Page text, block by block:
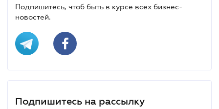
Подпишитесь, чтоб быть в курсе всех бизнес-
новостей.
Подпишитесь на рассылку